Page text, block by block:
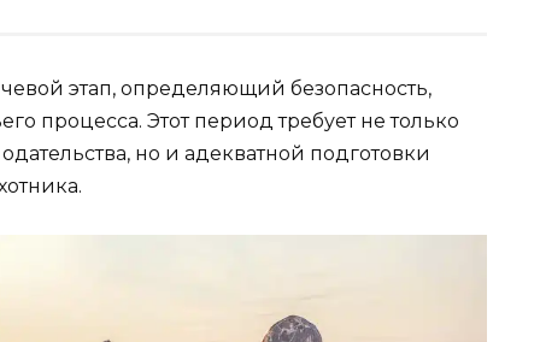
этап, определяющий безопасность,
процесса. Этот период требует не только
но и адекватной подготовки